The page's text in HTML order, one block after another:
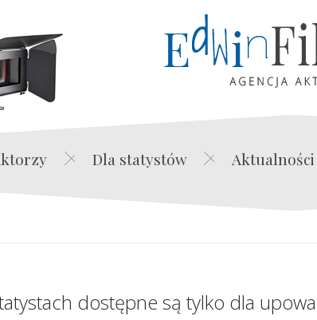
Dla statystów Aktualności
dostępne są tylko dla